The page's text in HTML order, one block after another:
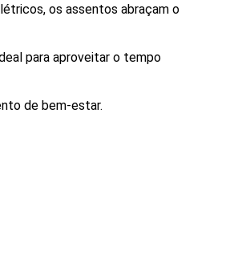
os assentos abraçam o
para aproveitar o tempo
de bem-estar.